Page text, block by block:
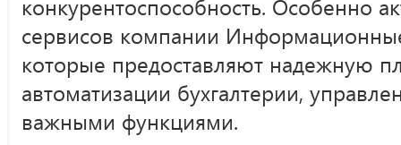
конкурентоспособность. Особенно
сервисов компании
которые предоставляют надежную
автоматизации бухгалтерии,
важными функциями.